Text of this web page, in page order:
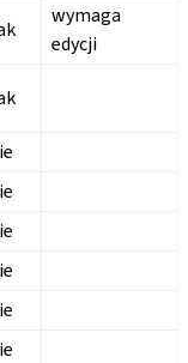
wymaga
edycji